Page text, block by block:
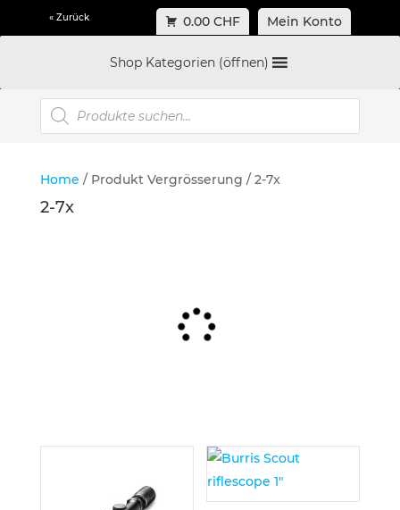
« Zurück 0.00 CHF Mein Konto
Shop Kategorien (öffnen)
Products
search
Home / Produkt Vergrösserung / 2-7x
2-7x